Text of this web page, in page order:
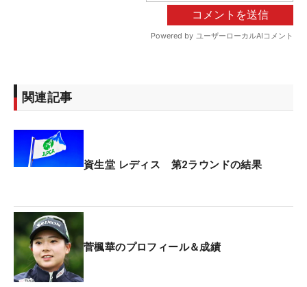
関連記事
資生堂 レディス 第2ラウンドの結果
菅楓華のプロフィール＆成績